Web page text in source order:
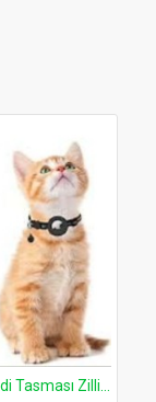
F4 2 in 1 USB Mini Fan ve Nemlendirici Boyun Askılı